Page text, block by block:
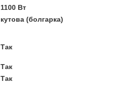
1100 Вт
кутова (болгарка)
Так
Так
Так